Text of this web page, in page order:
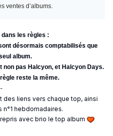
ventes d’albums.
les règles :
désormais comptabilisés que
album.
pas Halcyon, et Halcyon Days.
reste la même.
des liens vers chaque top, ainsi
hebdomadaires.
avec brio le top album